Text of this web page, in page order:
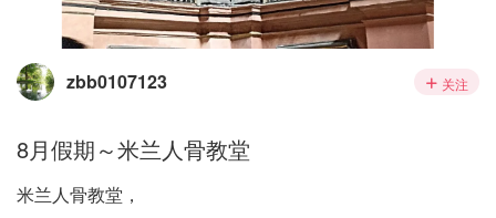
zbb0107123 关注
8月假期～米兰人骨教堂
米兰人骨教堂，